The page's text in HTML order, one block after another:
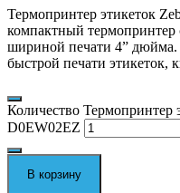
Термопринтер этикеток
компактный термопринтер
шириной печати 4” дюйма
быстрой печати этикеток,
Количество Термопринтер
D0EW02EZ
В корзину